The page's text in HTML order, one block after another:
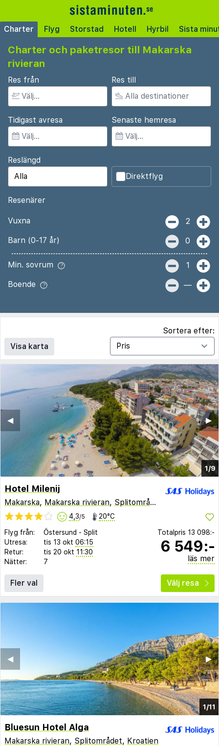
Charter Flyg Storstad Hotell Hyrbil Sista
Charter och paketresor till Makarska
rivieran
Res från Res till
Tidigast avresa Senaste hemresa
Reslängd
Direktflyg
Resenärer
Vuxna 2
Barn (0-17 år) 0
Min. sovrum 1
Boende —
Visa karta
Sortera efter:
1/9
▶︎
◀︎
Hotel Milenij
Makarska, Makarska rivieran, Splitområdet
4,3/5 20°C
Flyg från: Östersund - Split
Utresa:
tis 13 okt 06:15
Retur:
tis 20 okt 11:30
Nätter:
7
Totalpris 13 098:-
6 549:-
läs mer
Fler val Välj resa
1/11
▶︎
◀︎
Bluesun Hotel Alga
Makarska rivieran, Splitområdet, Kroatien